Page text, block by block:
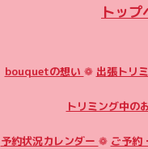
トッ
bouquetの想い ❁ 出張トリ
トリミング中の
予約状況カレンダー ❁ ご予約